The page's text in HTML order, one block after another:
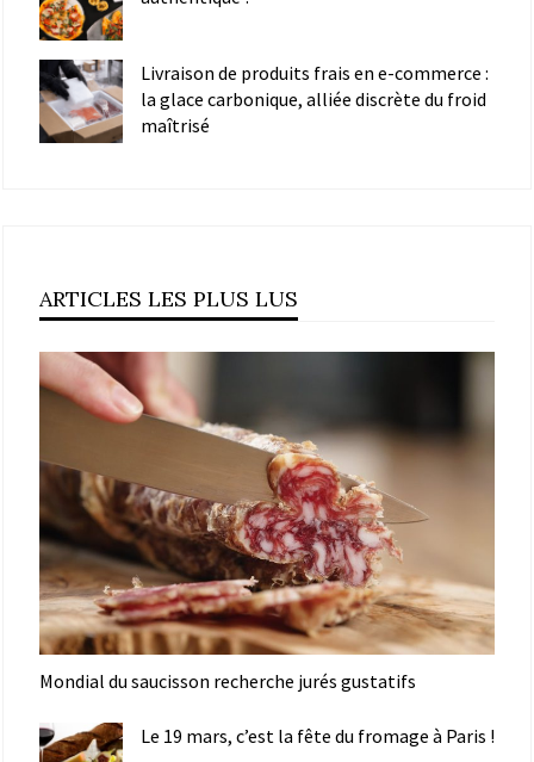
Livraison de produits frais en e-commerce :
la glace carbonique, alliée discrète du froid
maîtrisé
ARTICLES LES PLUS LUS
Mondial du saucisson recherche jurés gustatifs
Le 19 mars, c’est la fête du fromage à Paris !